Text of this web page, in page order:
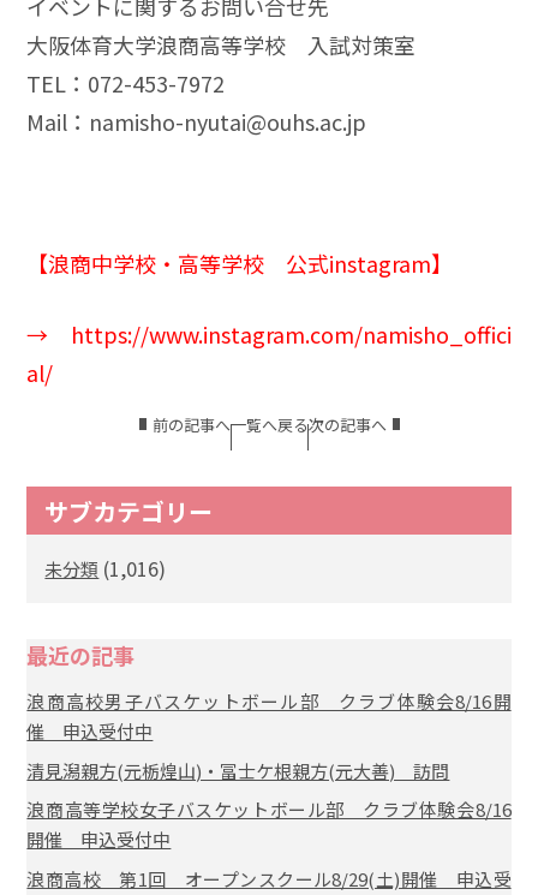
大阪体育大学浪商高等学校 入試対策室
TEL：072-453-7972
Mail： namisho-nyutai@ouhs.ac.jp
【浪商中学校・高等学校 公式instagram】
→ https://www.instagram.com/namisho_offici
al/
前の記事へ一覧へ戻る次の記事へ
サブカテゴリー
未分類 (1,016)
最近の記事
浪商高校男子バスケットボール部 クラブ体験会8/16開
催 申込受付中
清見潟親方(元栃煌山)・冨士ケ根親方(元大善) 訪問
浪商高等学校女子バスケットボール部 クラブ体験会8/16
開催 申込受付中
浪商高校 第1回 オープンスクール8/29(土)開催 申込受